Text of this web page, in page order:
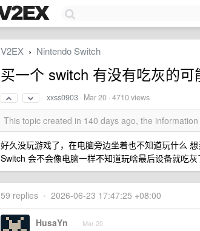
V2EX › Nintendo Switch
买一个 switch 有没有吃灰的可
xxss0903 · Mar 20 · 4710 views
This topic created in 140 days ago, the
好久没玩游戏了，在电脑旁边坐着也不知道玩什么
Switch 会不会像电脑一样不知道玩啥最后设备就吃灰
59 replies • 2026-06-23 17:47:25 +08:00
HusaYn Mar 20